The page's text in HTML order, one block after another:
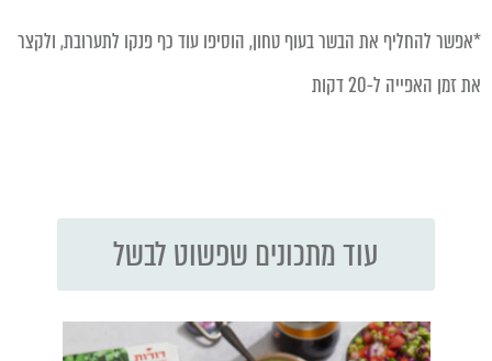
*אפשר להחליף את הבשר בעוף טחון, הוסיפו עוד כף פנקו לתערובת, ולקצר
את זמן האפייה ל-20 דקות
עוד מתכונים שפשוט לבשל